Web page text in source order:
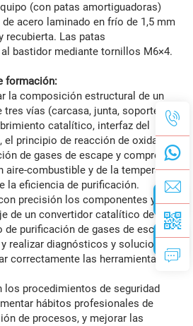
(con patas amortiguadoras)
acero laminado en frío de 1,5 mm
recubierta. Las patas
bastidor mediante tornillos M6×4.
formación:
la composición estructural de un
vías (carcasa, junta, soporte de
catalítico, interfaz del
el principio de reacción de oxidación-
de gases de escape y comprender
aire-combustible y de la temperatura
la eficiencia de purificación.
precisión los componentes y las
de un convertidor catalítico de tres
purificación de gases de escape,
realizar diagnósticos y soluciones
correctamente las herramientas de
los procedimientos de seguridad
hábitos profesionales de
de procesos, y mejorar las